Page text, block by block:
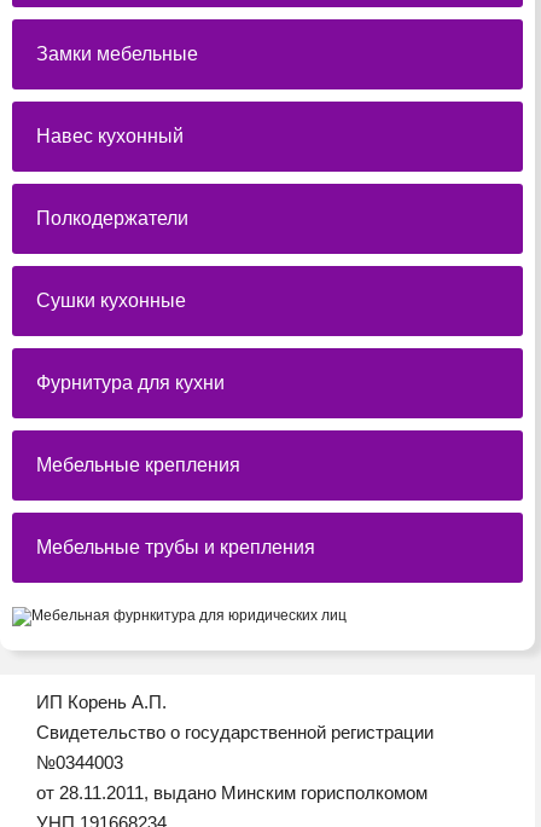
Замки мебельные
Навес кухонный
Полкодержатели
Сушки кухонные
Фурнитура для кухни
Мебельные крепления
Мебельные трубы и крепления
ИП Корень А.П.
Свидетельство о государственной регистрации
№0344003
от 28.11.2011, выдано Минским горисполкомом
УНП 191668234